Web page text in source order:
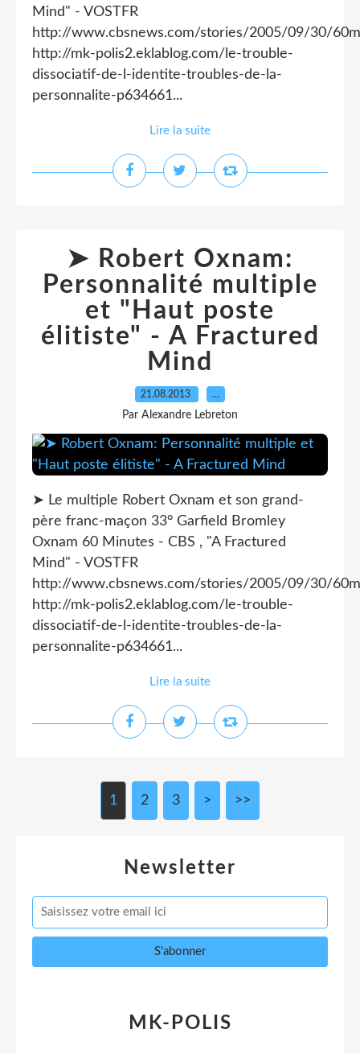
Mind" - VOSTFR
http://www.cbsnews.com/stories/2005/09/30/
http://mk-polis2.eklablog.com/le-trouble-
dissociatif-de-l-identite-troubles-de-la-
personnalite-p634661...
Lire la suite
➤ Robert Oxnam:
Personnalité multiple
et "Haut poste
élitiste" - A Fractured
Mind
21.08.2013 …
Par Alexandre Lebreton
➤ Le multiple Robert Oxnam et son grand-
père franc-maçon 33° Garfield Bromley
Oxnam 60 Minutes - CBS , "A Fractured
Mind" - VOSTFR
http://www.cbsnews.com/stories/2005/09/30/
http://mk-polis2.eklablog.com/le-trouble-
dissociatif-de-l-identite-troubles-de-la-
personnalite-p634661...
Lire la suite
1 2 3 > >>
Newsletter
MK-POLIS